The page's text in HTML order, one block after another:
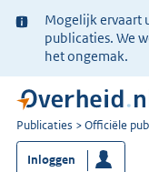
Ter
informatie:
Mogelijk ervaart
publicaties. We
het ongemak.
U
bent
nu
Publicaties Officiële
Inloggen